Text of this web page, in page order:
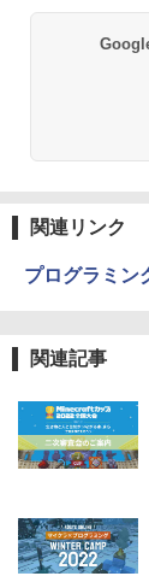
4
関連リンク
プログラミン
関連記事